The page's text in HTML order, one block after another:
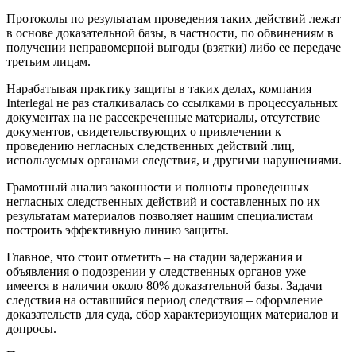
Протоколы по результатам проведения таких действий лежат
в основе доказательной базы, в частности, по обвинениям в
получении неправомерной выгоды (взятки) либо ее передаче
третьим лицам.
Нарабатывая практику защиты в таких делах, компания
Interlegal не раз сталкивалась со ссылками в процессуальных
документах на не рассекреченные материалы, отсутствие
документов, свидетельствующих о привлечении к
проведению негласных следственных действий лиц,
используемых органами следствия, и другими нарушениями.
Грамотный анализ законности и полноты проведенных
негласных следственных действий и составленных по их
результатам материалов позволяет нашим специалистам
построить эффективную линию защиты.
Главное, что стоит отметить – на стадии задержания и
объявления о подозрении у следственных органов уже
имеется в наличии около 80% доказательной базы. Задачи
следствия на оставшийся период следствия – оформление
доказательств для суда, сбор характеризующих материалов и
допросы.